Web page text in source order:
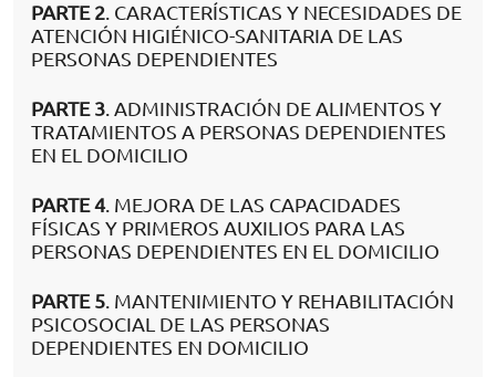
PARTE 2. CARACTERÍSTICAS Y NECESIDADES DE
ATENCIÓN HIGIÉNICO-SANITARIA DE LAS
PERSONAS DEPENDIENTES
PARTE 3. ADMINISTRACIÓN DE ALIMENTOS Y
TRATAMIENTOS A PERSONAS DEPENDIENTES
EN EL DOMICILIO
PARTE 4. MEJORA DE LAS CAPACIDADES
FÍSICAS Y PRIMEROS AUXILIOS PARA LAS
PERSONAS DEPENDIENTES EN EL DOMICILIO
PARTE 5. MANTENIMIENTO Y REHABILITACIÓN
PSICOSOCIAL DE LAS PERSONAS
DEPENDIENTES EN DOMICILIO